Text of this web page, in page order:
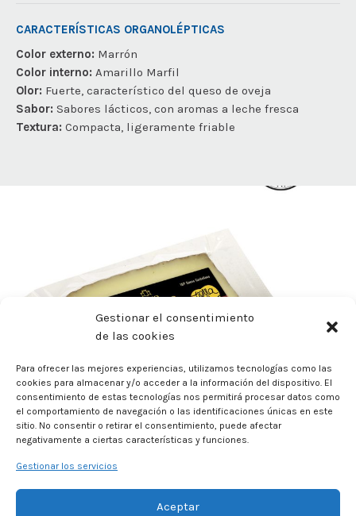
Gestionar el consentimiento
de las cookies
Para ofrecer las mejores experiencias, utilizamos tecnologías como las
cookies para almacenar y/o acceder a la información del dispositivo. El
consentimiento de estas tecnologías nos permitirá procesar datos como
el comportamiento de navegación o las identificaciones únicas en este
sitio. No consentir o retirar el consentimiento, puede afectar
negativamente a ciertas características y funciones.
Gestionar los servicios
Aceptar
CARACTERÍSTICAS ORGANOLÉPTICAS
Color externo: Marrón
Color interno: Amarillo Marfil
Olor: Fuerte, característico del queso de oveja
Sabor: Sabores lácticos, con aromas a leche fresca
Textura: Compacta, ligeramente friable